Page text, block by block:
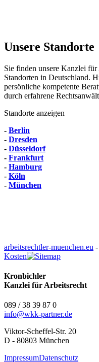
Unsere Standorte
Sie finden unsere Kanzlei
Standorten in Deutschland.
persönliche kompetente
durch erfahrene
Standorte anzeigen
- Berlin
- Dresden
- Düsseldorf
- Frankfurt
- Hamburg
- Köln
- München
arbeitsrechtler-muenchen.eu -
Kosten
Kronbichler
Kanzlei für Arbeitsrecht
089 / 38 39 87 0
info@wkk-partner.de
Viktor-Scheffel-Str. 20
D - 80803 München
ImpressumDatenschutz